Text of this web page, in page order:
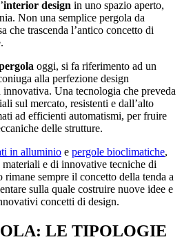
interior design in uno spazio aperto,
Non una semplice pergola da
che trascenda l’antico concetto di
oggi, si fa riferimento ad un
alla perfezione design
Una tecnologia che preveda
sul mercato, resistenti e dall’alto
ad efficienti automatismi, per fruire
delle strutture.
in alluminio e pergole bioclimatiche,
e di innovative tecniche di
sempre il concetto della tenda a
sulla quale costruire nuove idee e
concetti di design.
LE TIPOLOGIE